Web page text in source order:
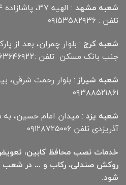
شعبه مشهد
تلفن : ۰۹۱۵۳۵۸۲۹۳۶
شعبه کرج
جنب بانک مسکن تلفن :۰۹۳۶۳۶۴۶۹22
شعبه شیراز
۰۹۳۸۸۵۲۱۸۶۱
شعبه یزد : میدان امام حسین، به
آذریزدی تلفن ۰۹۱۲۸۷۲۵۰۰۶
خدمات نصب محافظ کابین،
روکش صندلی، رکاب و … در
شود.